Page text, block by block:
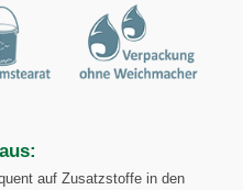
auf Zusatzstoffe in den